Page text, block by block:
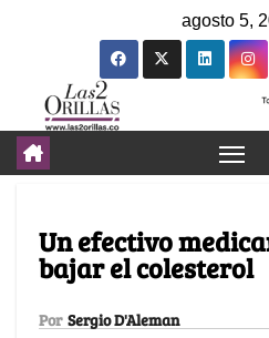
agosto 5,
Un efectivo
bajar el colesterol
Por Sergio D'Aleman